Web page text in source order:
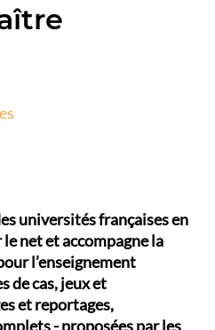
universités françaises en
net et accompagne la
l’enseignement
de cas, jeux et
et reportages,
- proposées par les